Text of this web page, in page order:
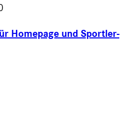
Homepage und Sportler-